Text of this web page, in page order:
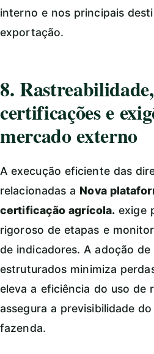
interno e nos principais
exportação.
8. Rastreabilidade,
certificações e
mercado externo
A execução eficiente das
relacionadas a Nova
certificação agrícola. exige
rigoroso de etapas e
de indicadores. A adoção de
estruturados minimiza
eleva a eficiência do uso de
assegura a previsibilidade
fazenda.